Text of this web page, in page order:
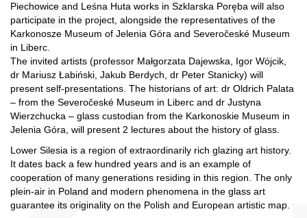
Piechowice and Leśna Huta works in Szklarska Poręba will also
participate in the project, alongside the representatives of the
Karkonosze Museum of Jelenia Góra and Severočeské Museum
in Liberc.
The invited artists (professor Małgorzata Dajewska, Igor Wójcik,
dr Mariusz Łabiński, Jakub Berdych, dr Peter Stanicky) will
present self-presentations. The historians of art: dr Oldrich Palata
– from the Severočeské Museum in Liberc and dr Justyna
Wierzchucka – glass custodian from the Karkonoskie Museum in
Jelenia Góra, will present 2 lectures about the history of glass.
Lower Silesia is a region of extraordinarily rich glazing art history.
It dates back a few hundred years and is an example of
cooperation of many generations residing in this region. The only
plein-air in Poland and modern phenomena in the glass art
guarantee its originality on the Polish and European artistic map.